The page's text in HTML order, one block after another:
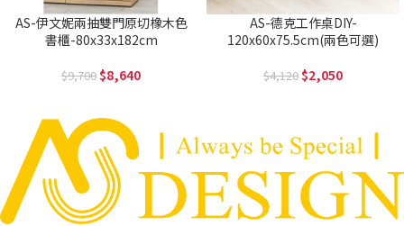
AS-伊文妮兩抽雙門原切橡木色
書櫃-80x33x182cm
9,700 8,640
AS-德克工作桌DIY-
120x60x75.5cm(兩色可選)
4,120 2,050